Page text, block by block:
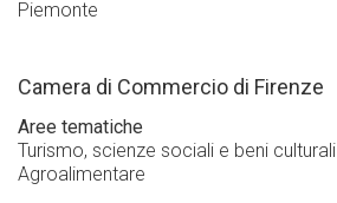
Piemonte
Camera di Commercio di Firenze
Aree tematiche
Turismo, scienze sociali e beni culturali
Agroalimentare